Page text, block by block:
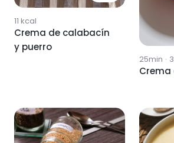
11 kcal
Crema de calabacín
y puerro
25min ·
Crema